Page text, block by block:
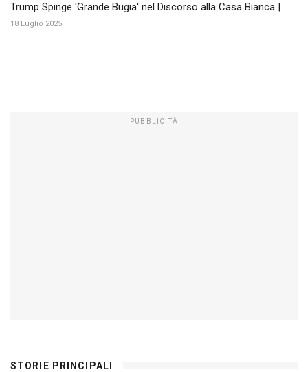
Trump Spinge 'Grande Bugia' nel Discorso alla Casa Bianca | ...
18 Luglio 2025
PUBBLICITÀ
STORIE PRINCIPALI